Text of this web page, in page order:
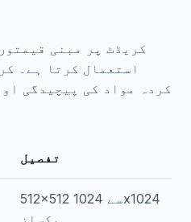
استعمال کرتا ہے۔
کردہ مواد کی پیچیدگی
تفصیل
512x512 سے 1024x1024
پکسلز